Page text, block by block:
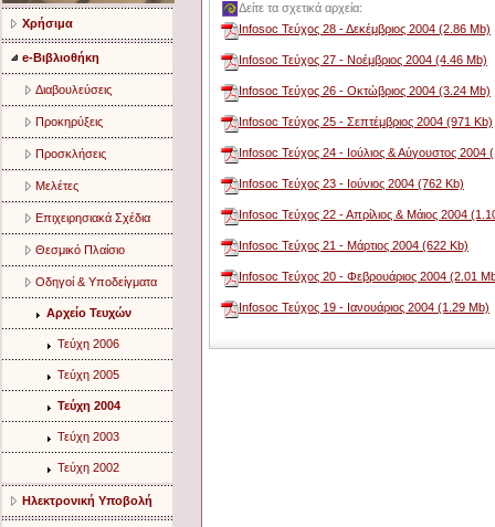
Χρήσιμα
e-Βιβλιοθήκη
Διαβουλεύσεις
Προκηρύξεις
Προσκλήσεις
Μελέτες
Επιχειρησιακά Σχέδια
Θεσμικό Πλαίσιο
Οδηγοί & Υποδείγματα
Αρχείο Τευχών
Τεύχη 2006
Τεύχη 2005
Τεύχη 2004
Τεύχη 2003
Τεύχη 2002
Ηλεκτρονική Υποβολή
Δείτε τα σχετικά αρχεία:
Infosoc Τεύχος 28 - Δεκέμβριος 2004 (2.86 Mb)
Infosoc Τεύχος 27 - Νοέμβριος 2004 (4.46 Mb)
Infosoc Τεύχος 26 - Οκτώβριος 2004 (3.24 Mb)
Infosoc Τεύχος 25 - Σεπτέμβριος 2004 (971 Kb)
Infosoc Τεύχος 24 - Ιούλιος & Αύγουστος 2004
Infosoc Τεύχος 23 - Ιούνιος 2004 (762 Kb)
Infosoc Τεύχος 22 - Απρίλιος & Μάιος 2004
Infosoc Τεύχος 21 - Μάρτιος 2004 (622 Kb)
Infosoc Τεύχος 20 - Φεβρουάριος 2004 (2.01
Infosoc Τεύχος 19 - Ιανουάριος 2004 (1.29 Mb)